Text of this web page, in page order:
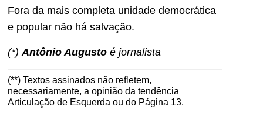
Fora da mais completa unidade democrática
e popular não há salvação.
(*) Antônio Augusto é jornalista
(**) Textos assinados não refletem,
necessariamente, a opinião da tendência
Articulação de Esquerda ou do Página 13.